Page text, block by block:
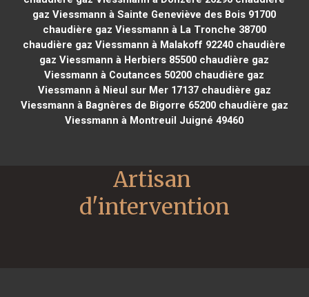
gaz Viessmann à Sainte Geneviève des Bois 91700
chaudière gaz Viessmann à La Tronche 38700
chaudière gaz Viessmann à Malakoff 92240 chaudière
gaz Viessmann à Herbiers 85500 chaudière gaz
Viessmann à Coutances 50200 chaudière gaz
Viessmann à Nieul sur Mer 17137chaudière gaz
Viessmann à Bagnères de Bigorre 65200chaudière gaz
Viessmann à Montreuil Juigné 49460
Artisan
d'intervention